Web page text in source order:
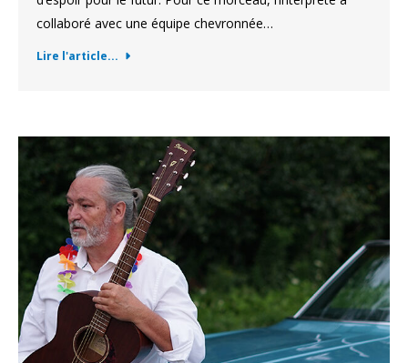
collaboré avec une équipe chevronnée…
Lire l'article...